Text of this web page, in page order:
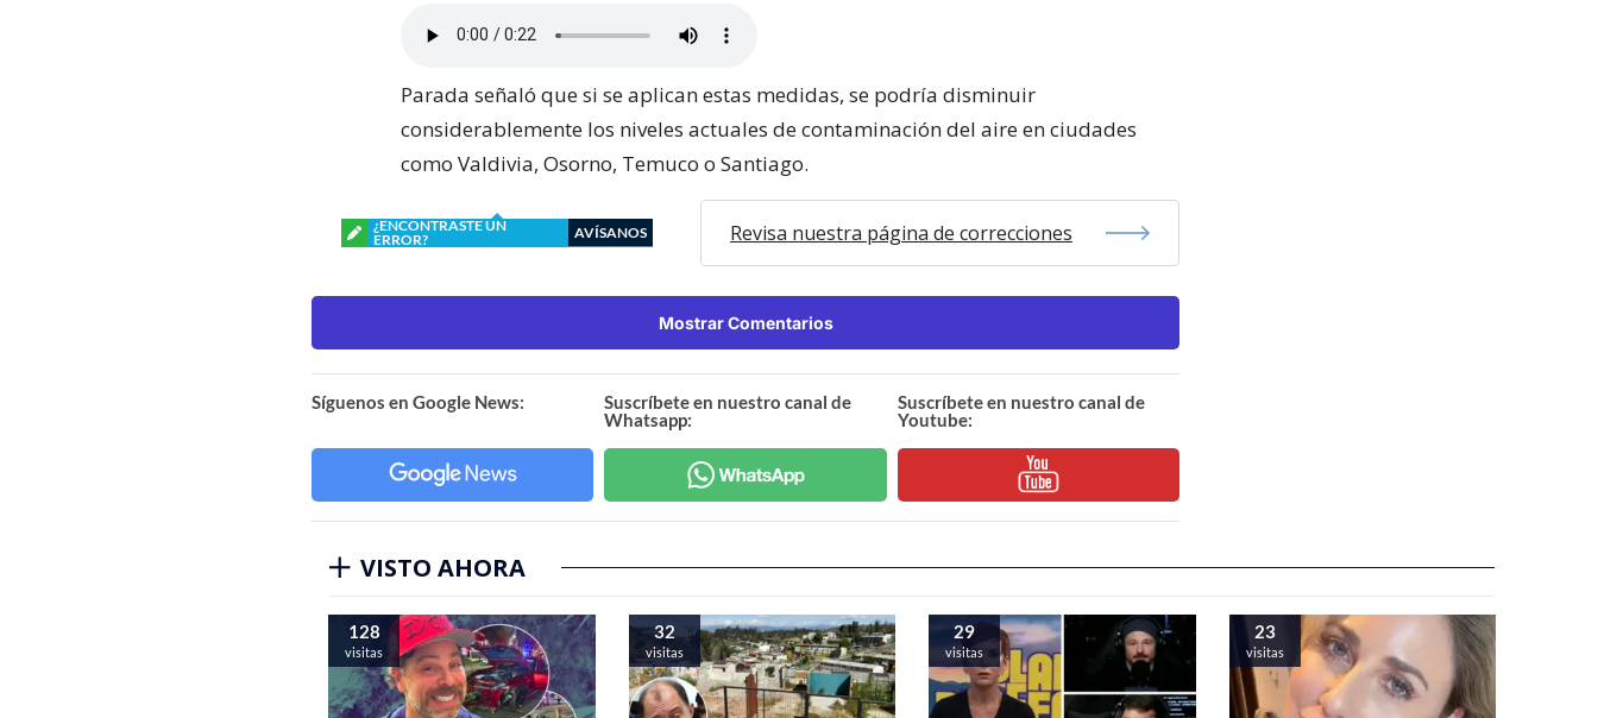
Parada señaló que si se aplican estas medidas, se podría disminuir
considerablemente los niveles actuales de contaminación del aire en ciudades
como Valdivia, Osorno, Temuco o Santiago.
¿ENCONTRASTE UN
ERROR?
AVÍSANOS Revisa nuestra página de correcciones
Mostrar Comentarios
Síguenos en Google News:
Suscríbete en nuestro canal de
Whatsapp:
Suscríbete en nuestro canal de
Youtube:
VISTO AHORA
128
visitas
32
visitas
29
visitas
23
visitas